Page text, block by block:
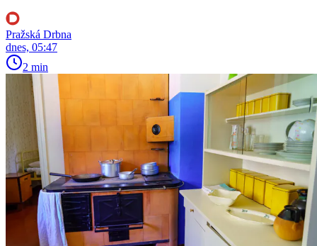
Pražská Drbna
dnes, 05:47
2 min